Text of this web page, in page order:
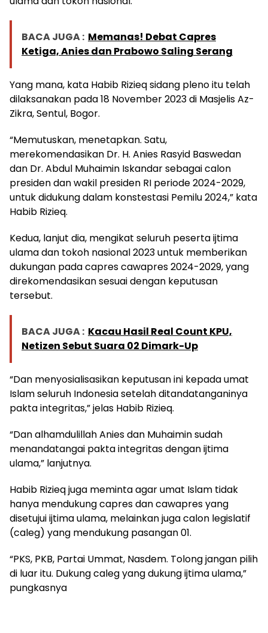
BACA JUGA : Memanas! Debat Capres
Ketiga, Anies dan Prabowo Saling Serang
Yang mana, kata Habib Rizieq sidang pleno itu telah
dilaksanakan pada 18 November 2023 di Masjelis Az-
Zikra, Sentul, Bogor.
“Memutuskan, menetapkan. Satu,
merekomendasikan Dr. H. Anies Rasyid Baswedan
dan Dr. Abdul Muhaimin Iskandar sebagai calon
presiden dan wakil presiden RI periode 2024-2029,
untuk didukung dalam konstestasi Pemilu 2024,” kata
Habib Rizieq.
Kedua, lanjut dia, mengikat seluruh peserta ijtima
ulama dan tokoh nasional 2023 untuk memberikan
dukungan pada capres cawapres 2024-2029, yang
direkomendasikan sesuai dengan keputusan
tersebut.
BACA JUGA : Kacau Hasil Real Count KPU,
Netizen Sebut Suara 02 Dimark-Up
“Dan menyosialisasikan keputusan ini kepada umat
Islam seluruh Indonesia setelah ditandatanganinya
pakta integritas,” jelas Habib Rizieq.
“Dan alhamdulillah Anies dan Muhaimin sudah
menandatangai pakta integritas dengan ijtima
ulama,” lanjutnya.
Habib Rizieq juga meminta agar umat Islam tidak
hanya mendukung capres dan cawapres yang
disetujui ijtima ulama, melainkan juga calon legislatif
(caleg) yang mendukung pasangan 01.
“PKS, PKB, Partai Ummat, Nasdem. Tolong jangan pilih
di luar itu. Dukung caleg yang dukung ijtima ulama,”
pungkasnya